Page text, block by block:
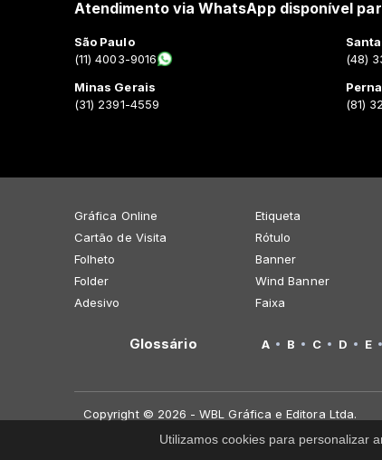
Atendimento via WhatsApp disponível
São Paulo
(11) 4003-9016
Minas Gerais
(31) 2391-4559
(48)
(81)
Gráfica Online
Cartão de Visita
Folheto
Folder
Adesivo
Etiqueta
Rótulo
Banner
Wind Banner
Faixa
Glossário A B C D E
Copyright © 2026 - WBL Gráfica e Editora Ltda.
Utilizamos cookies para personalizar